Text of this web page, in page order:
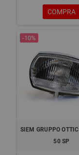
COMPRA
-10%
SIEM GRUPPO
50 SP